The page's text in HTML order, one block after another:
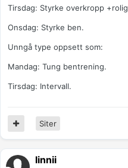
Tirsdag: Styrke overkropp
Onsdag: Styrke ben.
Unngå type oppsett som:
Mandag: Tung bentrening.
Tirsdag: Intervall.
Siter
linnii